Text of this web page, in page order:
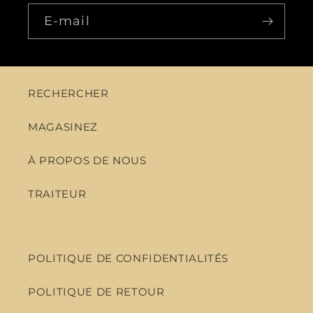
E-mail
RECHERCHER
MAGASINEZ
À PROPOS DE NOUS
TRAITEUR
POLITIQUE DE CONFIDENTIALITÉS
POLITIQUE DE RETOUR